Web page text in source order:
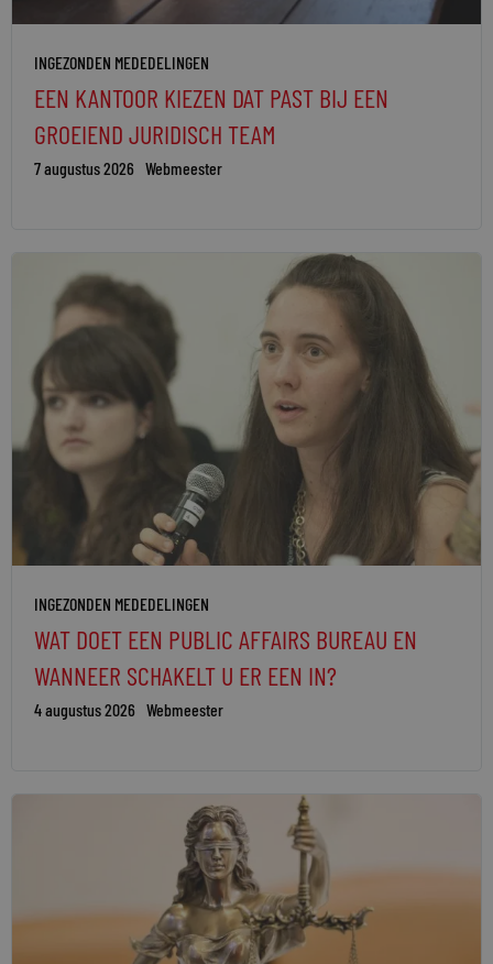
INGEZONDEN MEDEDELINGEN
EEN KANTOOR KIEZEN DAT PAST BIJ EEN
GROEIEND JURIDISCH TEAM
7 augustus 2026 Webmeester
INGEZONDEN MEDEDELINGEN
WAT DOET EEN PUBLIC AFFAIRS BUREAU EN
WANNEER SCHAKELT U ER EEN IN?
4 augustus 2026 Webmeester